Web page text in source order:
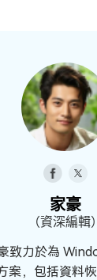
家豪
（資深編輯）
致力於為
案，包括資料